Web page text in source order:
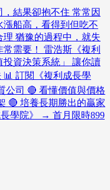
結果卻抱不住 常常因
船高，看得到但吃不
猶豫的過程中，就失
需要！ 雷浩斯《複利
投資決策系統」 讓你讀
訂閱《複利成長學
公司 🔴 看懂價值與價格
🔴 培養長期勝出的贏家
學院》 → 首月限時899